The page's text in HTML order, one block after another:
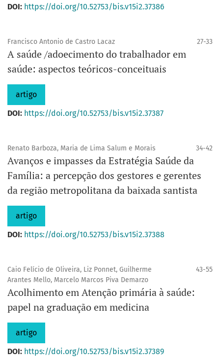
DOI: https://doi.org/10.52753/bis.v15i2.37386
Francisco Antonio de Castro Lacaz 27-33
A saúde /adoecimento do trabalhador em
saúde: aspectos teóricos-conceituais
artigo
DOI: https://doi.org/10.52753/bis.v15i2.37387
Renato Barboza, Maria de Lima Salum e Morais 34-42
Avanços e impasses da Estratégia Saúde da
Família: a percepção dos gestores e gerentes
da região metropolitana da baixada santista
artigo
DOI: https://doi.org/10.52753/bis.v15i2.37388
Caio Felício de Oliveira, Liz Ponnet, Guilherme
Arantes Mello, Marcelo Marcos Piva Demarzo
43-55
Acolhimento em Atenção primária à saúde:
papel na graduação em medicina
artigo
DOI: https://doi.org/10.52753/bis.v15i2.37389